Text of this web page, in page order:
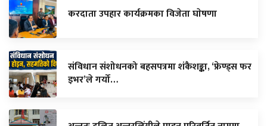
करदाता उपहार कार्यक्रमका विजेता घाेषणा
संविधान संशोधनको बहसपत्रमा शंकैशङ्का, ‘फ्रेण्ड्स फर
इभर’ले गर्यो…